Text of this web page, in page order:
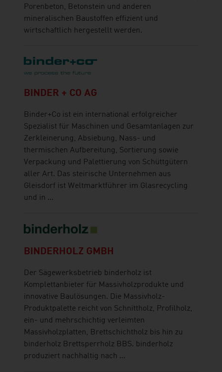
Porenbeton, Betonstein und anderen
mineralischen Baustoffen effizient und
wirtschaftlich hergestellt werden.
BINDER + CO AG
Binder+Co ist ein international erfolgreicher
Spezialist für Maschinen und Gesamtanlagen zur
Zerkleinerung, Absiebung, Nass- und
thermischen Aufbereitung, Sortierung sowie
Verpackung und Palettierung von Schüttgütern
aller Art. Das steirische Unternehmen aus
Gleisdorf ist Weltmarktführer im Glasrecycling
und in ...
BINDERHOLZ GMBH
Der Sägewerksbetrieb binderholz ist
Komplettanbieter für Massivholzprodukte und
innovative Baulösungen. Die Massivholz-
Produktpalette reicht von Schnittholz, Profilholz,
ein- und mehrschichtig verleimten
Massivholzplatten, Brettschichtholz bis hin zu
binderholz Brettsperrholz BBS. binderholz
produziert nachhaltig nach ...